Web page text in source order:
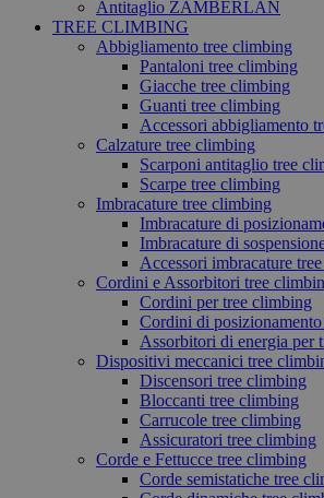
Antitaglio ZAMBERLAN
TREE CLIMBING
Abbigliamento tree climbing
Pantaloni tree climbing
Giacche tree climbing
Guanti tree climbing
Accessori abbigliamento
Calzature tree climbing
Scarponi antitaglio tree
Scarpe tree climbing
Imbracature tree climbing
Imbracature di
Imbracature di
Accessori imbracature
Cordini e Assorbitori tree
Cordini per tree climbing
Cordini di
Assorbitori di energia per
Dispositivi meccanici tree
Discensori tree climbing
Bloccanti tree climbing
Carrucole tree climbing
Assicuratori tree climbing
Corde e Fettucce tree climbing
Corde semistatiche tree